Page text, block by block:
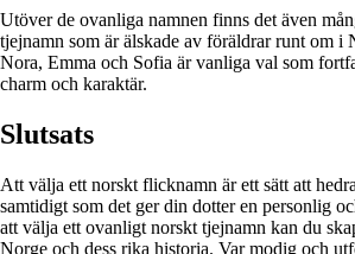
Utöver de ovanliga namnen finns det även
tjejnamn som är älskade av föräldrar runt om i
Nora, Emma och Sofia är vanliga val som
charm och karaktär.
Slutsats
Att välja ett norskt flicknamn är ett sätt att
samtidigt som det ger din dotter en personlig
att välja ett ovanligt norskt tjejnamn kan du
Norge och dess rika historia. Var modig och